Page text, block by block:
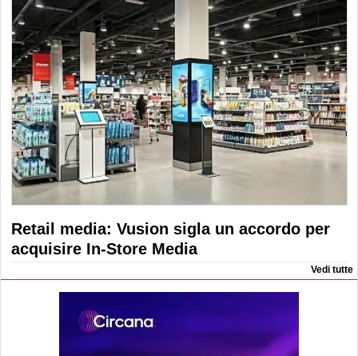
Retail media: Vusion sigla un accordo per
acquisire In-Store Media
Vedi tutte